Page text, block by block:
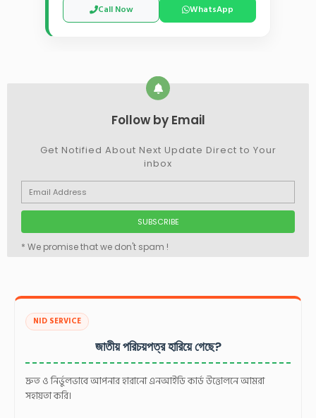
Call Now WhatsApp
Follow by Email
Get Notified About Next Update Direct to Your
inbox
* We promise that we don't spam !
NID SERVICE
জাতীয় পরিচয়পত্র হারিয়ে গেছে?
দ্রুত ও নির্ভুলভাবে আপনার হারানো এনআইডি কার্ড উত্তোলনে আমরা
সহায়তা করি।